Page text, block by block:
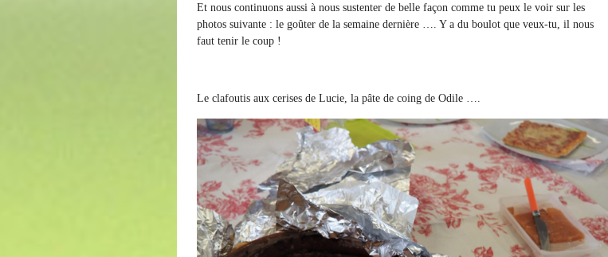
Et nous continuons aussi à nous sustenter de belle façon comme tu peux le voir sur les
photos suivante : le goûter de la semaine dernière …. Y a du boulot que veux-tu, il nous
faut tenir le coup !
Le clafoutis aux cerises de Lucie, la pâte de coing de Odile ….